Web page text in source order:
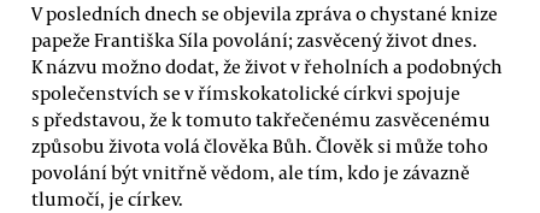
V posledních dnech se objevila zpráva o chystané knize
papeže Františka Síla povolání; zasvěcený život dnes.
K názvu možno dodat, že život v řeholních a podobných
společenstvích se v římskokatolické církvi spojuje
s představou, že k tomuto takřečenému zasvěcenému
způsobu života volá člověka Bůh. Člověk si může toho
povolání být vnitřně vědom, ale tím, kdo je závazně
tlumočí, je církev.